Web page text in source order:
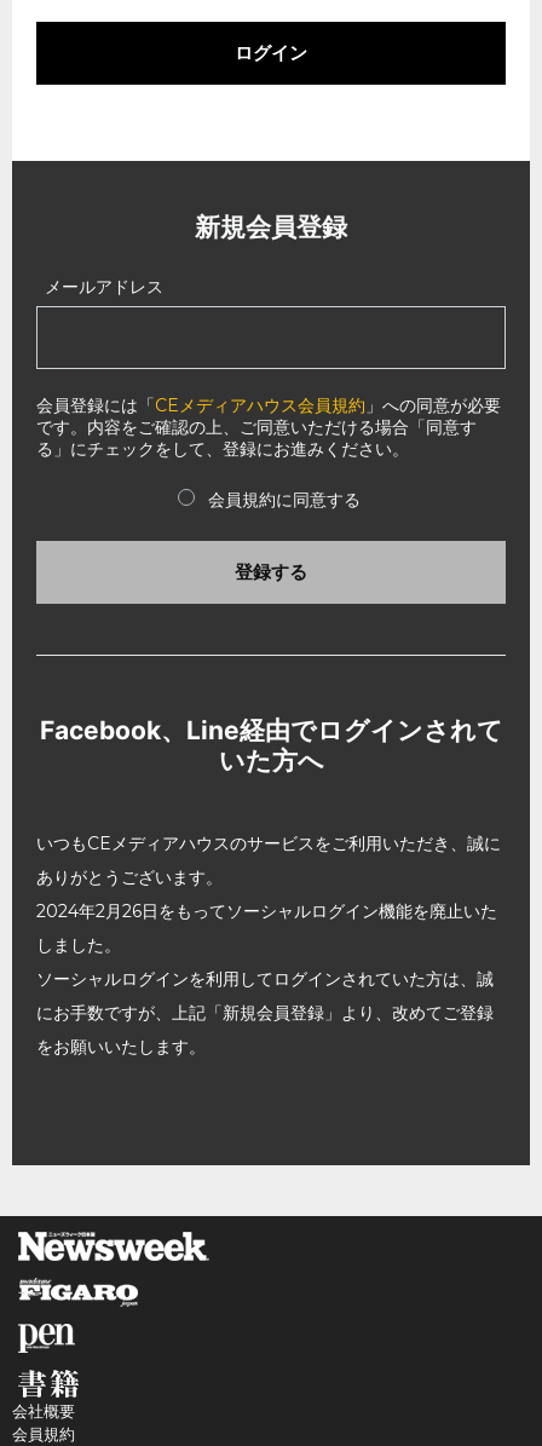
ログイン
新規会員登録
メールアドレス
会員登録には「CEメディアハウス会員規約 」への同意が必要
です。内容をご確認の上、ご同意いただける場合「同意す
る」にチェックをして、登録にお進みください。
会員規約に同意する
登録する
Facebook、Line経由でログインされて
いた方へ
いつもCEメディアハウスのサービスをご利用いただき、誠に
ありがとうございます。
2024年2月26日をもってソーシャルログイン機能を廃止いた
しました。
ソーシャルログインを利用してログインされていた方は、誠
にお手数ですが、上記「新規会員登録」より、改めてご登録
をお願いいたします。
会社概要
会員規約